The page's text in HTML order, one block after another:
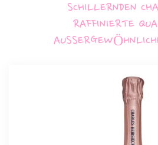
SCHILLERNDEN
RAFFINIERTE